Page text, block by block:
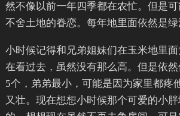
然不像以前一年四季都在农忙。但是可
不舍土地的眷恋。每年地里面依然是绿
小时候记得和兄弟姐妹们在玉米地里
在看过去，虽然没有那么高。但是依
5个，弟弟最小，可能是因为家里都疼
又壮。现在想想小时候那个可爱的小